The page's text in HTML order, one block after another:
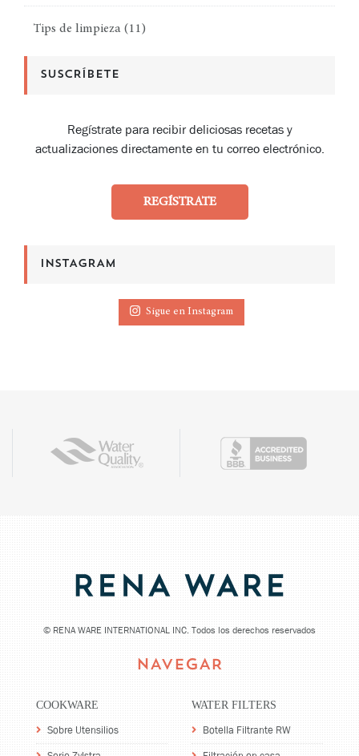
Tips de limpieza (11)
SUSCRÍBETE
Regístrate para recibir deliciosas recetas y
actualizaciones directamente en tu correo electrónico.
REGÍSTRATE
INSTAGRAM
Sigue en Instagram
© RENA WARE INTERNATIONAL INC. Todos los derechos reservados
NAVEGAR
COOKWARE
Sobre Utensilios
WATER FILTERS
Botella Filtrante RW